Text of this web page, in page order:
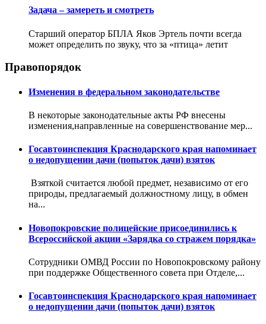
Задача – замереть и смотреть
Старший оператор БПЛА Яков Эртель почти всегда
может определить по звуку, что за «птица» летит
Правопорядок
Изменения в федеральном законодательстве
В некоторые законодательные акты РФ внесены
изменения,направленные на совершенствование мер...
Госавтоинспекция Краснодарского края напоминает
о недопущении дачи (попыток дачи) взяток
Взяткой считается любой предмет, независимо от его
природы, предлагаемый должностному лицу, в обмен
на...
Новопокровские полицейские присоединились к
Всероссийской акции «Зарядка со стражем порядка»
Сотрудники ОМВД России по Новопокровскому району
при поддержке Общественного совета при Отделе,...
Госавтоинспекция Краснодарского края напоминает
о недопущении дачи (попыток дачи) взяток